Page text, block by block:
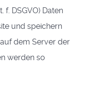
f. DSGVO) Daten
und speichern
dem Server der
werden so